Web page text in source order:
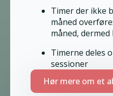
Timer der ikke
måned
måned,
Timerne deles
sessioner
Hør mere om et